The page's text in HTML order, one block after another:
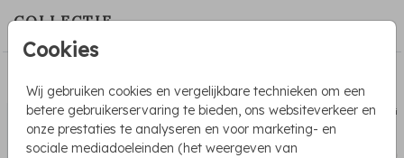
Cookies
Wij gebruiken cookies en vergelijkbare technieken om een
betere gebruikerservaring te bieden, ons websiteverkeer en
onze prestaties te analyseren en voor marketing- en
sociale mediadoeleinden (het weergeven van
COLLECTIE
PASSEND BIJ DE KAART